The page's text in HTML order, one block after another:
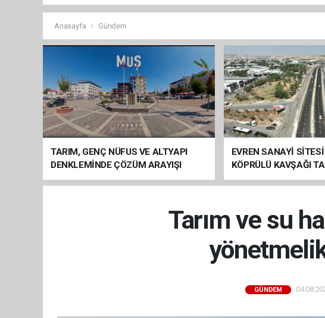
Anasayfa Gündem
TARIM, GENÇ NÜFUS VE ALTYAPI
DENKLEMİNDE ÇÖZÜM ARAYIŞI
EVREN SANAYİ
KÖPRÜLÜ KAVŞAĞI
ARAÇ GEÇİŞLERİ
Tarım ve su
GÜNDEM